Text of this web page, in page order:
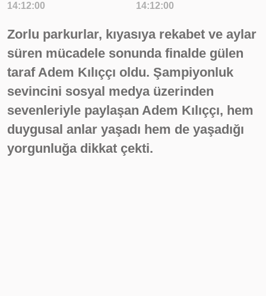
14:12:00
14:12:00
Zorlu parkurlar, kıyasıya rekabet ve aylar
süren mücadele sonunda finalde gülen
taraf Adem Kılıççı oldu. Şampiyonluk
sevincini sosyal medya üzerinden
sevenleriyle paylaşan Adem Kılıççı, hem
duygusal anlar yaşadı hem de yaşadığı
yorgunluğa dikkat çekti.